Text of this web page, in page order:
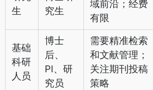
生
究生
域前沿；经费
有限
基础
科研
人员
博士
后、
PI、研
究员
需要精准检索
和文献管理；
关注期刊投稿
策略